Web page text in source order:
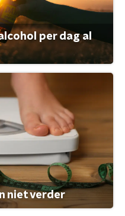
per dag al
niet verder